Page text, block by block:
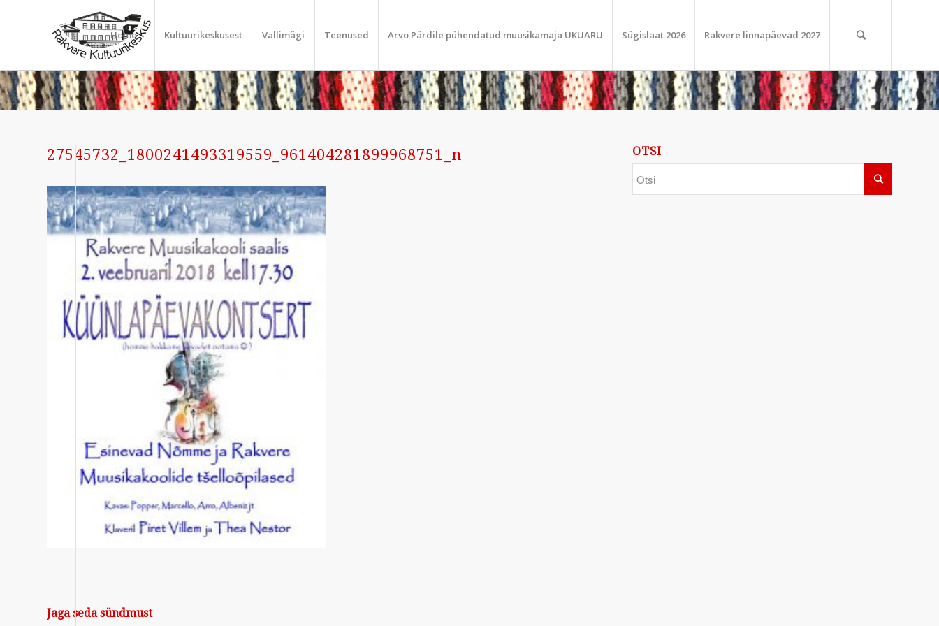
Home Kultuurikeskusest Vallimägi Teenused Arvo Pärdile pühendatud muusikamaja UKUARU Sügislaat 2026 Rakvere linnapäevad 2027
27545732_1800241493319559_961404281899968751_n
Jaga seda sündmust
OTSI